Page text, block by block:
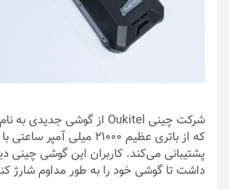
پشتیبانی می‌کند. کاربران این گوشی چینی
داشت تا گوشی خود را به طور مداوم شارژ